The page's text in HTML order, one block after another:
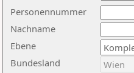
Nachname
Ebene
Personennummer
Bundesland